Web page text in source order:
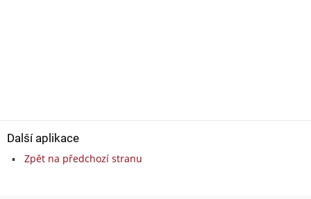
Další aplikace
Zpět na předchozí stranu